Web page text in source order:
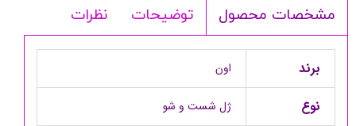
مشخصات محصول توضیحات نظرات
برند اون
نوع ژل شست و شو